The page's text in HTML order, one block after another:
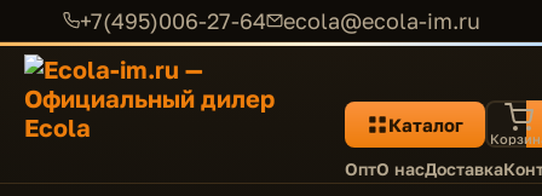
+7(495)006-27-64 ecola@ecola-im.ru
Каталог
ОптО насДоставка